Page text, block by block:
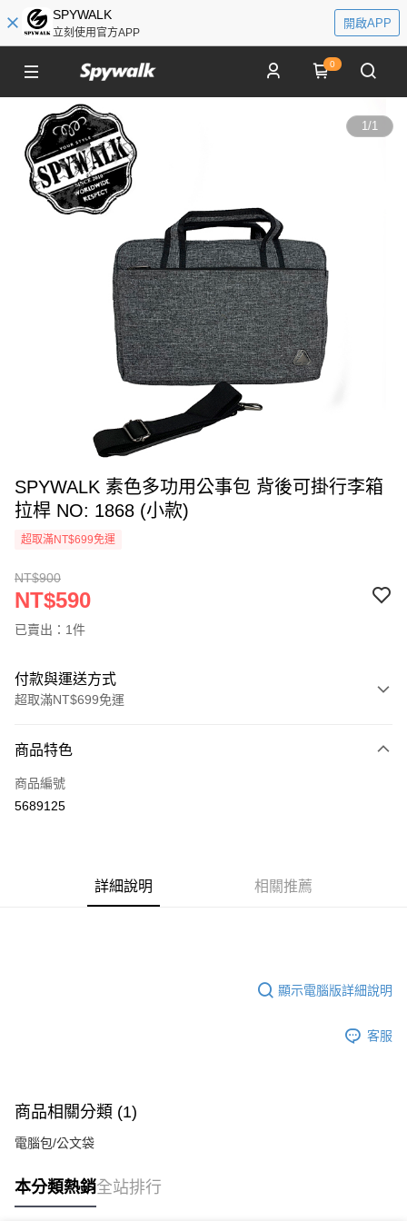
SPYWALK
立刻使用官方APP
開啟APP
0
1/1
SPYWALK 素色多功用公事包 背後可掛行李箱
拉桿 NO: 1868 (小款)
超取滿NT$699免運
NT$900
NT$590
已賣出：1件
付款與運送方式
超取滿NT$699免運
信用卡一次付款
超商取貨付款
全家付款取貨
商品特色
商品編號
5689125
詳細說明 相關推薦
顯示電腦版詳細說明
客服
商品相關分類 (1)
電腦包/公文袋
本分類熱銷全站排行